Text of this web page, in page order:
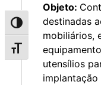
Alternar alto
Alternar tamanho da
Objeto:
destinadas
mobiliários,
utensílios